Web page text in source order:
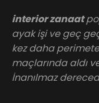
interior zanaat
ayak işi ve geç
kez daha
maçlarında aldı
İnanılmaz